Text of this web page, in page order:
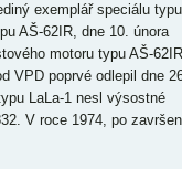
exemplář speciálu typu
AŠ-62IR, dne 10. února
motoru typu AŠ-62IR
VPD poprvé odlepil dne
LaLa-1 nesl výsostné
V roce 1974, po